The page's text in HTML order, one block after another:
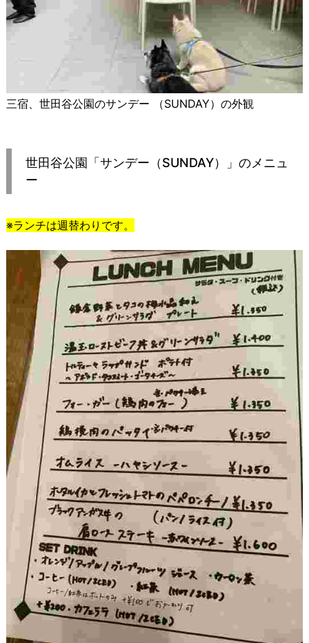
三宿、世田谷公園のサンデー （SUNDAY）の外観
世田谷公園「サンデー（SUNDAY）」のメニュ
ー
※ランチは週替わりです。